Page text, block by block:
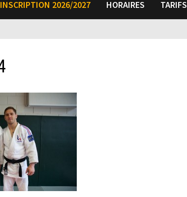
INSCRIPTION 2026/2027 HORAIRES TARIFS